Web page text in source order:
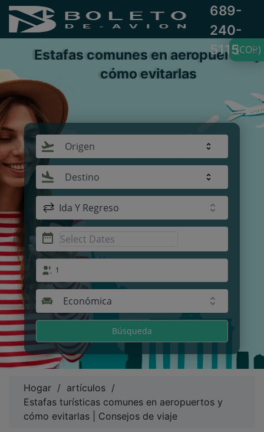
689-
240-
5115
Estafas comunes en aeropuertos y
cómo evitarlas
(COP)
Origen
Destino
Ida Y Regreso
1
Económica
Búsqueda
Hogar / artículos /
Estafas turísticas comunes en aeropuertos y
cómo evitarlas | Consejos de viaje